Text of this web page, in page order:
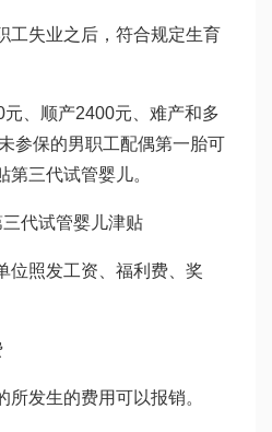
工失业之后，符合规定生育
、顺产2400元、难产和多
参保的男职工配偶第一胎可
第三代试管婴儿。
三代试管婴儿津贴
位照发工资、福利费、奖
所发生的费用可以报销。